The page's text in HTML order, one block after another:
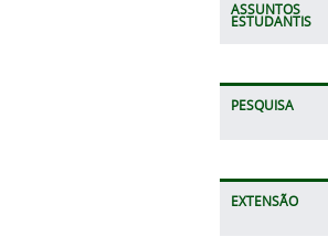
ASSUNTOS
ESTUDANTIS
PESQUISA
EXTENSÃO